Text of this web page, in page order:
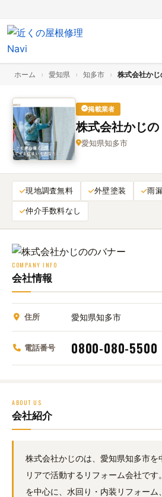
ホーム › 愛知県 › 知多市 › 株式会社かじ
掲載業者
株式会社かじの
愛知県知多市
現地調査無料 外壁塗装 雨
仲介手数料なし
COMPANY INFO
会社情報
住所 愛知県知多市
電話番号 0800-080-5500
ABOUT US
会社紹介
株式会社かじのは、愛知県知多市を
リアで活動するリフォーム会社で
を中心に、水回り・内装リフォーム